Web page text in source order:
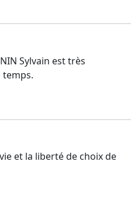
Sylvain est très
temps.
et la liberté de choix de